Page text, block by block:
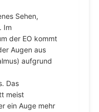
Sehen,
Im
der EO kommt
Augen aus
aufgrund
Das
meist
ein Auge mehr